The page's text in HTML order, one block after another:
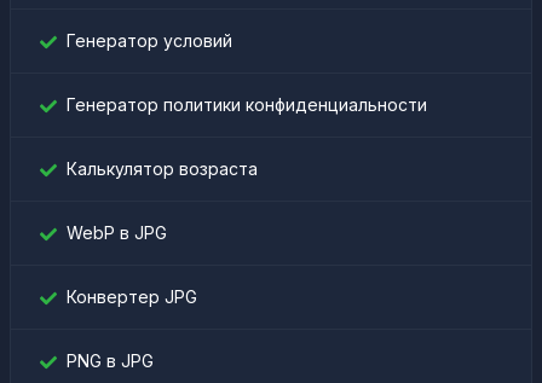
Генератор условий
Генератор политики конфиденциальности
Калькулятор возраста
WebP в JPG
Конвертер JPG
PNG в JPG